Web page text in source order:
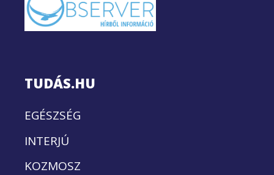
TUDÁS.HU
EGÉSZSÉG
INTERJÚ
KOZMOSZ